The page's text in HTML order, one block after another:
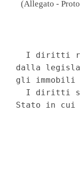
(Allegato -
I diritti
dalla
gli immobili
I diritti